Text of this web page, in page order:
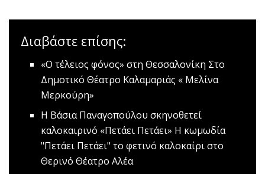
Διαβάστε επίσης:
«Ο τέλειος φόνος» στη Θεσσαλονίκη Στο
Δημοτικό Θέατρο Καλαμαριάς « Μελίνα
Μερκούρη»
Η Βάσια Παναγοπούλου σκηνοθετεί
καλοκαιρινό «Πετάει Πετάει» Η κωμωδία
"Πετάει Πετάει" το φετινό καλοκαίρι στο
Θερινό Θέατρο Αλέα